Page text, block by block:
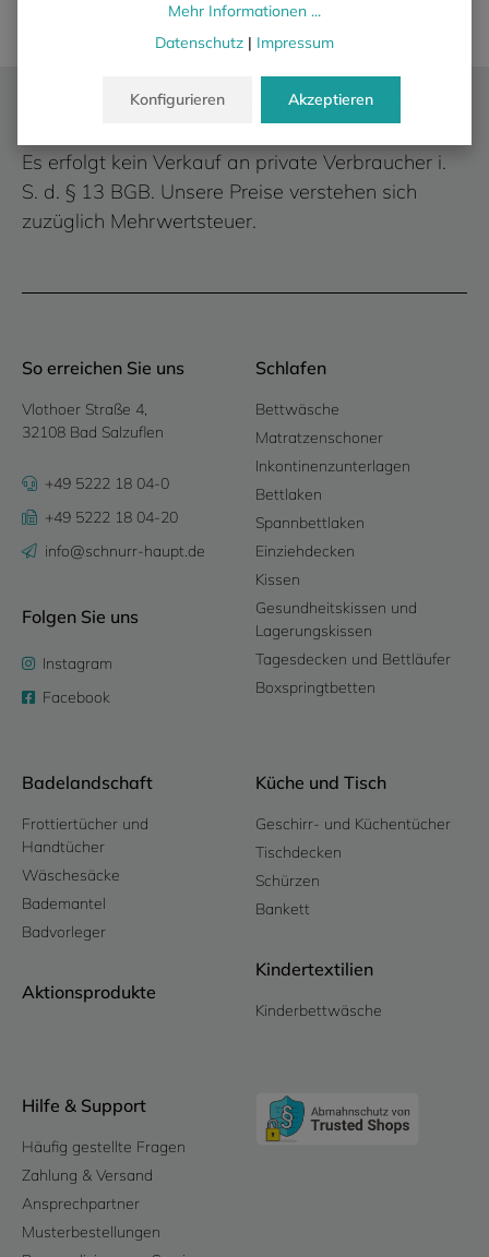
Wir liefern ausschließlich an gewerbliche
Es erfolgt kein Verkauf an private Verbraucher i.
S. d. § 13 BGB. Unsere Preise verstehen sich
zuzüglich Mehrwertsteuer.
So erreichen Sie uns
Vlothoer Straße 4,
32108 Bad Salzuflen
+49 5222 18 04-0
+49 5222 18 04-20
info@schnurr-haupt.de
Folgen Sie uns
Instagram
Facebook
Schlafen
Bettwäsche
Matratzenschoner
Inkontinenzunterlagen
Bettlaken
Spannbettlaken
Einziehdecken
Kissen
Gesundheitskissen und
Lagerungskissen
Tagesdecken und Bettläufer
Boxspringtbetten
Badelandschaft
Frottiertücher und
Handtücher
Wäschesäcke
Bademantel
Badvorleger
Aktionsprodukte
Küche und Tisch
Geschirr- und Küchentücher
Tischdecken
Schürzen
Bankett
Kindertextilien
Kinderbettwäsche
Hilfe & Support
Häufig gestellte Fragen
Zahlung & Versand
Ansprechpartner
Musterbestellungen
Mehr Informationen ...
Datenschutz | Impressum
Konfigurieren Akzeptieren